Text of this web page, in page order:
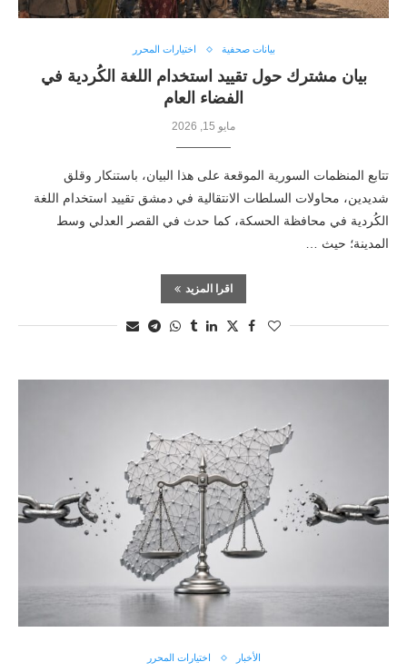
بيانات صحفية اختيارات المحرر
بيان مشترك حول تقييد استخدام اللغة الكُردية في
الفضاء العام
مايو 15, 2026
تتابع المنظمات السورية الموقعة على هذا البيان، باستنكار وقلق
شديدين، محاولات السلطات الانتقالية في دمشق تقييد استخدام اللغة
الكُردية في محافظة الحسكة، كما حدث في القصر العدلي وسط
المدينة؛ حيث …
اقرا المزيد
الأخبار اختيارات المحرر